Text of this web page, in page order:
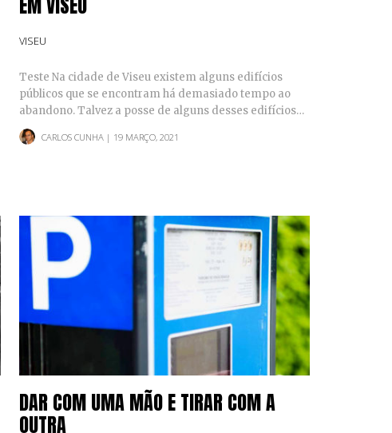
VISEU
Teste Na cidade de Viseu existem alguns edifícios
públicos que se encontram há demasiado tempo ao
abandono. Talvez a posse de alguns desses edifícios…
CARLOS CUNHA| 19 MARÇO, 2021
DAR COM UMA MÃO E TIRAR COM A
OUTRA